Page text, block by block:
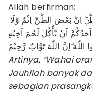
Allah berfirman;
يٰٓاَيُّهَا الَّذِيْنَ اٰمَنُوا اجْتَنِبُوْا كَثِيْرًا مِّنَ الظَّنِّۖ اِنَّ بَعْضَ الظَّنِّ اِثْمٌ وَّلَا
اَنْ يَّأْكُلَ لَحْمَ اَخِيْهِ
اللّٰهَ ۗاِنَّ اللّٰهَ تَوَّابٌ رَّحِيْمٌ
Artinya, “Wahai
Jauhilah banyak
sebagian